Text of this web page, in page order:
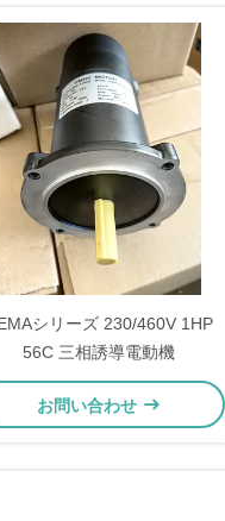
シリーズ 230/460V 1HP
56C 三相誘導電動機
お問い合わせ